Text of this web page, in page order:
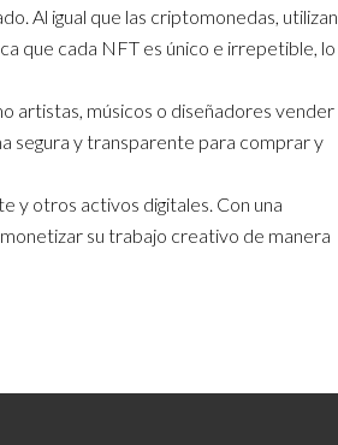
Al igual que las criptomonedas, utilizan
que cada NFT es único e irrepetible, lo
artistas, músicos o diseñadores vender
segura y transparente para comprar y
y otros activos digitales. Con una
su trabajo creativo de manera